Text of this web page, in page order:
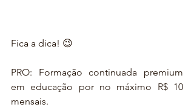
Fica a dica! 😉
PRO: Formação continuada premium
em educação por no máximo R$ 10
mensais.